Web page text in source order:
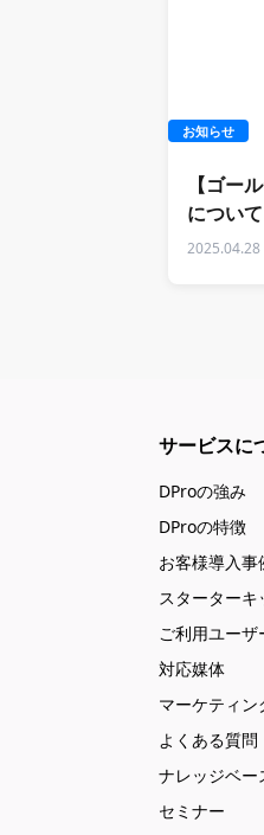
お知らせ
【ゴー
について
2025.04.28
サービスに
DProの強み
DProの特徴
お客様導入事
スターターキ
ご利用ユーザ
対応媒体
マーケティン
よくある質問
ナレッジベー
セミナー